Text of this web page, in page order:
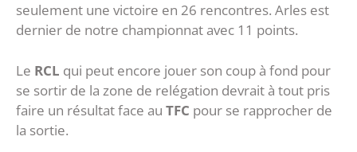
seulement une victoire en 26 rencontres. Arles est
dernier de notre championnat avec 11 points.
Le RCL qui peut encore jouer son coup à fond pour
se sortir de la zone de relégation devrait à tout pris
faire un résultat face au TFC pour se rapprocher de
la sortie.